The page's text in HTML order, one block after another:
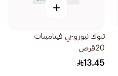
+
تبوك نيورو-بي فيتامينات
20قرص
13.45